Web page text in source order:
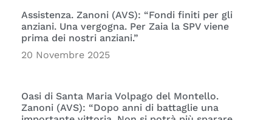
Assistenza. Zanoni (AVS): “Fondi finiti per gli
anziani. Una vergogna. Per Zaia la SPV viene
prima dei nostri anziani.”
20 Novembre 2025
Oasi di Santa Maria Volpago del Montello.
Zanoni (AVS): “Dopo anni di battaglie una